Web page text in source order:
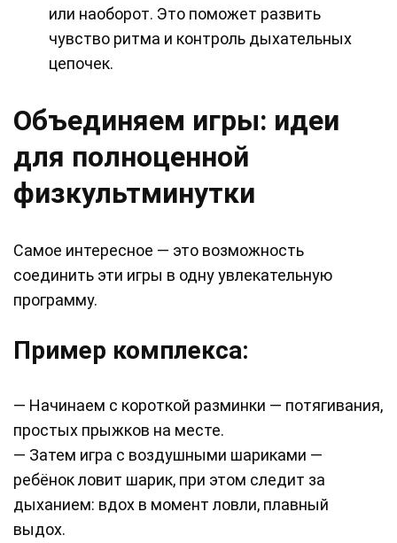
или наоборот. Это поможет развить
чувство ритма и контроль дыхательных
цепочек.
Объединяем игры: идеи
для полноценной
физкультминутки
Самое интересное — это возможность
соединить эти игры в одну увлекательную
программу.
Пример комплекса:
— Начинаем с короткой разминки — потягивания,
простых прыжков на месте.
— Затем игра с воздушными шариками —
ребёнок ловит шарик, при этом следит за
дыханием: вдох в момент ловли, плавный
выдох.